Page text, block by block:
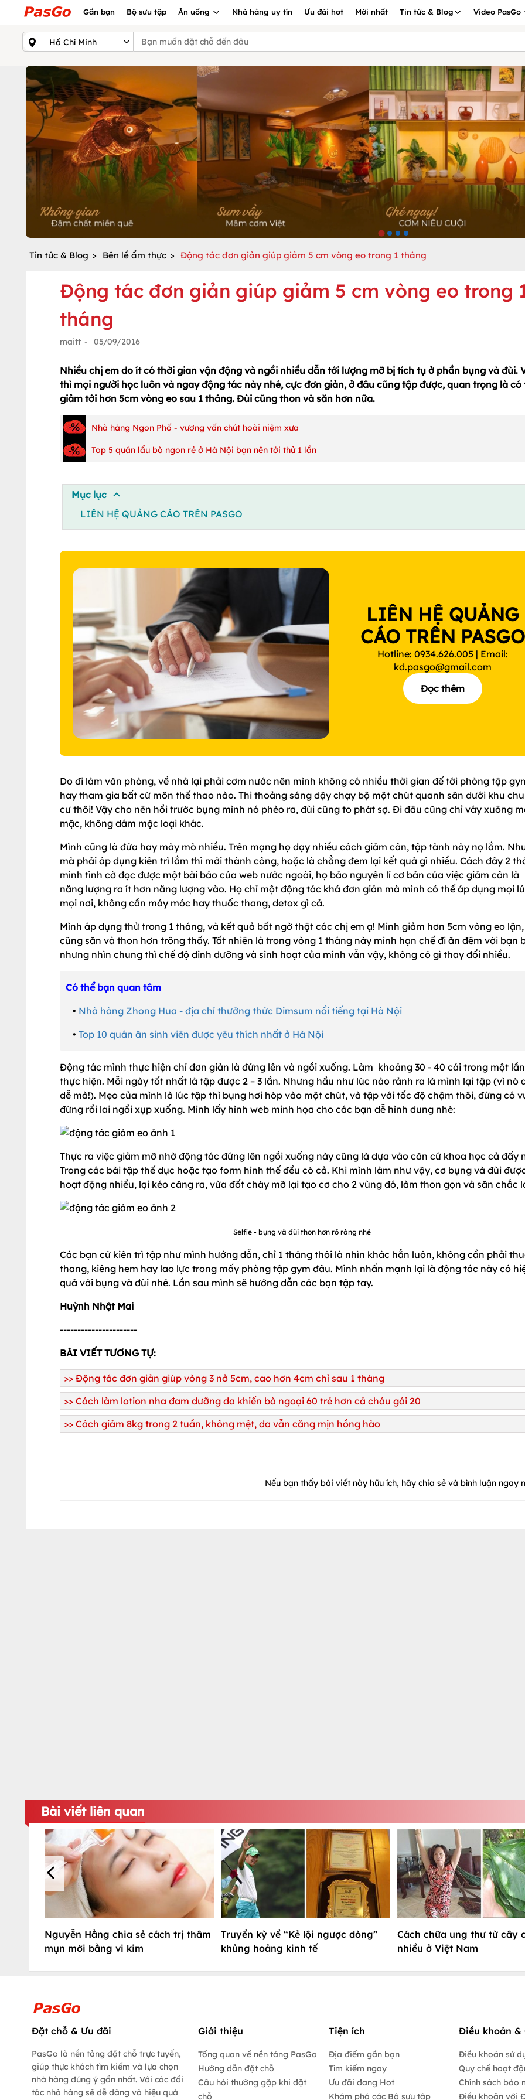
Gần bạn Bộ sưu tập Ăn uống Nhà hàng uy tín Ưu đãi hot Mới nhất Tin tức & Blog Video PasGo
Tin tức & Blog > Bên lề ẩm thực > Động tác đơn giản giúp giảm 5 cm vòng eo trong 1 tháng
Động tác đơn giản giúp giảm 5 cm vòng eo trong
tháng
maitt - 05/09/2016
Nhiều chị em do ít có thời gian vận động và ngồi nhiều dẫn tới lượng mỡ bị tích tụ ở phần bụng và đùi.
thì mọi người học luôn và ngay động tác này nhé, cực đơn giản, ở đâu cũng tập được, quan trọng là có
giảm tới hơn 5cm vòng eo sau 1 tháng. Đùi cũng thon và săn hơn nữa.
Nhà hàng Ngon Phố - vương vấn chút hoài niệm xưa
Top 5 quán lẩu bò ngon rẻ ở Hà Nội bạn nên tới thử 1 lần
Mục lục
LIÊN HỆ QUẢNG CÁO TRÊN PASGO
LIÊN HỆ QUẢNG
CÁO TRÊN PASGO
Hotline: 0934.626.005 | Email:
kd.pasgo@gmail.com
Đọc thêm
Do đi làm văn phòng, về nhà lại phải cơm nước nên mình không có nhiều thời gian để tới phòng tập
hay tham gia bất cứ môn thể thao nào. Thi thoảng sáng dậy chạy bộ một chút quanh sân dưới khu
cư thôi! Vậy cho nên hồi trước bụng mình nó phèo ra, đùi cũng to phát sợ. Đi đâu cũng chỉ váy xuông
mặc, không dám mặc loại khác.
Mình cũng là đứa hay mày mò nhiều. Trên mạng họ dạy nhiều cách giảm cân, tập tành này nọ lắm.
mà phải áp dụng kiên trì lắm thì mới thành công, hoặc là chẳng đem lại kết quả gì nhiều. Cách đây 2
mình tình cờ đọc được một bài báo của web nước ngoài, họ bảo nguyên lí cơ bản của việc giảm cân là
năng lượng ra ít hơn năng lượng vào. Họ chỉ một động tác khá đơn giản mà mình có thể áp dụng mọi
mọi nơi, không cần máy móc hay thuốc thang, detox gì cả.
Mình áp dụng thử trong 1 tháng, và kết quả bất ngờ thật các chị em ạ! Mình giảm hơn 5cm vòng eo
cũng săn và thon hơn trông thấy. Tất nhiên là trong vòng 1 tháng này mình hạn chế đi ăn đêm với bạn
nhưng nhìn chung thì chế độ dinh dưỡng và sinh hoạt của mình vẫn vậy, không có gì thay đổi nhiều.
Có thể bạn quan tâm
• Nhà hàng Zhong Hua - địa chỉ thưởng thức Dimsum nổi tiếng tại Hà Nội
• Top 10 quán ăn sinh viên được yêu thích nhất ở Hà Nội
Động tác mình thực hiện chỉ đơn giản là đứng lên và ngồi xuống. Làm khoảng 30 - 40 cái trong một lần
thực hiện. Mỗi ngày tốt nhất là tập được 2 – 3 lần. Nhưng hầu như lúc nào rảnh ra là mình lại tập (vì nó
dễ mà!). Mẹo của mình là lúc tập thì bụng hơi hóp vào một chút, và tập với tốc độ chậm thôi, đừng có
đứng rồi lai ngồi xụp xuống. Mình lấy hình web minh họa cho các bạn dễ hình dung nhé:
Thực ra việc giảm mỡ nhờ động tác đứng lên ngồi xuống này cũng là dựa vào căn cứ khoa học cả đấy
Trong các bài tập thể dục hoặc tạo form hình thể đều có cả. Khi mình làm như vậy, cơ bụng và đùi
hoạt động nhiều, lại kéo căng ra, vừa đốt cháy mỡ lại tạo cơ cho 2 vùng đó, làm thon gọn và săn chắc
Selfie - bụng và đùi thon hơn rõ ràng nhé
Các bạn cứ kiên trì tập như mình hướng dẫn, chỉ 1 tháng thôi là nhìn khác hẳn luôn, không cần phải
thang, kiêng hem hay lao lực trong mấy phòng tập gym đâu. Mình nhấn mạnh lại là động tác này có
quả với bụng và đùi nhé. Lần sau mình sẽ hướng dẫn các bạn tập tay.
Huỳnh Nhật Mai
----------------------
BÀI VIẾT TƯƠNG TỰ:
>> Động tác đơn giản giúp vòng 3 nở 5cm, cao hơn 4cm chỉ sau 1 tháng
>> Cách làm lotion nha đam dưỡng da khiến bà ngoại 60 trẻ hơn cả cháu gái 20
>> Cách giảm 8kg trong 2 tuần, không mệt, da vẫn căng mịn hồng hào
Nếu bạn thấy bài viết này hữu ích, hãy chia sẻ và bình luận ngay
Bài viết liên quan
Nguyễn Hằng chia sẻ cách trị thâm
mụn mới bằng vi kim
Truyền kỳ về “Kẻ lội ngược dòng”
khủng hoảng kinh tế
Cách chữa ung thư từ cây
nhiều ở Việt Nam
Đặt chỗ & Ưu đãi
PasGo là nền tảng đặt chỗ trực tuyến,
giúp thực khách tìm kiếm và lựa chọn
nhà hàng đúng ý gần nhất. Với các đối
tác nhà hàng sẽ dễ dàng và hiệu quả
Giới thiệu
Tổng quan về nền tảng PasGo
Hướng dẫn đặt chỗ
Câu hỏi thường gặp khi đặt
chỗ
Tiện ích
Địa điểm gần bạn
Tìm kiếm ngay
Ưu đãi đang Hot
Khám phá các Bộ sưu tập
Điều khoản &
Điều khoản sử
Quy chế hoạt
Chính sách bảo
Điều khoản với